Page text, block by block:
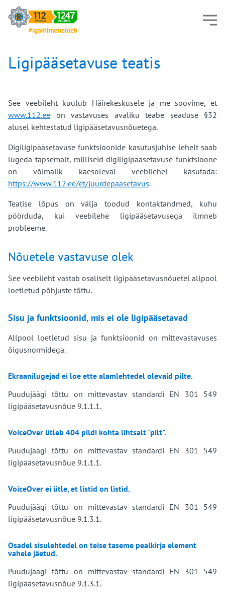
Ligipääsetavuse teatis
See veebileht kuulub Häirekeskusele ja me soovime, et
www.112.ee on vastavuses avaliku teabe seaduse §32
alusel kehtestatud ligipääsetavusnõuetega.
Digiligipääsetavuse funktsioonide kasutusjuhise lehelt saab
lugeda täpsemalt, milliseid digiligipääsetavuse funktsioone
on võimalik käesoleval veebilehel kasutada:
https://www.112.ee/et/juurdepaasetavus.
Teatise lõpus on välja toodud kontaktandmed, kuhu
pöörduda, kui veebilehe ligipääsetavusega ilmneb
probleeme.
Nõuetele vastavuse olek
See veebileht vastab osaliselt ligipääsetavusnõuetel allpool
loetletud põhjuste tõttu.
Sisu ja funktsioonid, mis ei ole ligipääsetavad
Allpool loetletud sisu ja funktsioonid on mittevastavuses
õigusnormidega.
Ekraanilugejad ei loe ette alamlehtedel olevaid pilte.
Puudujäägi tõttu on mittevastav standardi EN 301 549
ligipääsetavusnõue 9.1.1.1.
VoiceOver ütleb 404 pildi kohta lihtsalt "pilt".
Puudujäägi tõttu on mittevastav standardi EN 301 549
ligipääsetavusnõue 9.1.1.1.
VoiceOver ei ütle, et listid on listid.
Puudujäägi tõttu on mittevastav standardi EN 301 549
ligipääsetavusnõue 9.1.3.1.
Osadel sisulehtedel on teise taseme pealkirja element
vahele jäetud.
Puudujäägi tõttu on mittevastav standardi EN 301 549
ligipääsetavusnõue 9.1.3.1.